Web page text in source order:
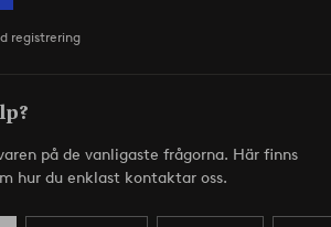
registrering
på de vanligaste frågorna. Här finns
hur du enklast kontaktar oss.